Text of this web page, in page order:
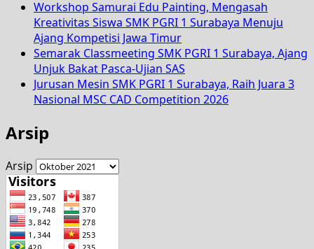
Workshop Samurai Edu Painting, Mengasah
Kreativitas Siswa SMK PGRI 1 Surabaya Menuju
Ajang Kompetisi Jawa Timur
Semarak Classmeeting SMK PGRI 1 Surabaya, Ajang
Unjuk Bakat Pasca-Ujian SAS
Jurusan Mesin SMK PGRI 1 Surabaya, Raih Juara 3
Nasional MSC CAD Competition 2026
Arsip
Arsip